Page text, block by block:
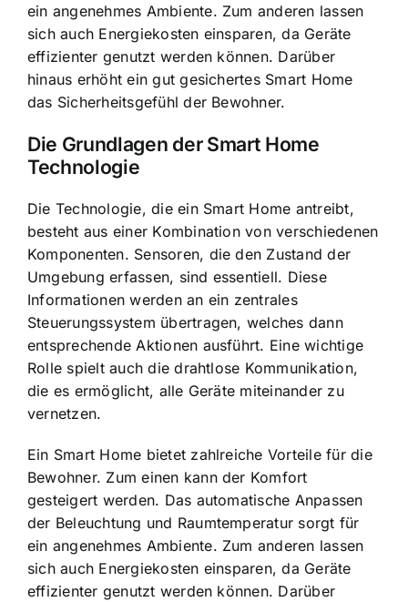
ein angenehmes Ambiente. Zum anderen lassen
sich auch Energiekosten einsparen, da Geräte
effizienter genutzt werden können. Darüber
hinaus erhöht ein gut gesichertes Smart Home
das Sicherheitsgefühl der Bewohner.
Die Grundlagen der Smart Home
Technologie
Die Technologie, die ein Smart Home antreibt,
besteht aus einer Kombination von verschiedenen
Komponenten. Sensoren, die den Zustand der
Umgebung erfassen, sind essentiell. Diese
Informationen werden an ein zentrales
Steuerungssystem übertragen, welches dann
entsprechende Aktionen ausführt. Eine wichtige
Rolle spielt auch die drahtlose Kommunikation,
die es ermöglicht, alle Geräte miteinander zu
vernetzen.
Ein Smart Home bietet zahlreiche Vorteile für die
Bewohner. Zum einen kann der Komfort
gesteigert werden. Das automatische Anpassen
der Beleuchtung und Raumtemperatur sorgt für
ein angenehmes Ambiente. Zum anderen lassen
sich auch Energiekosten einsparen, da Geräte
effizienter genutzt werden können. Darüber